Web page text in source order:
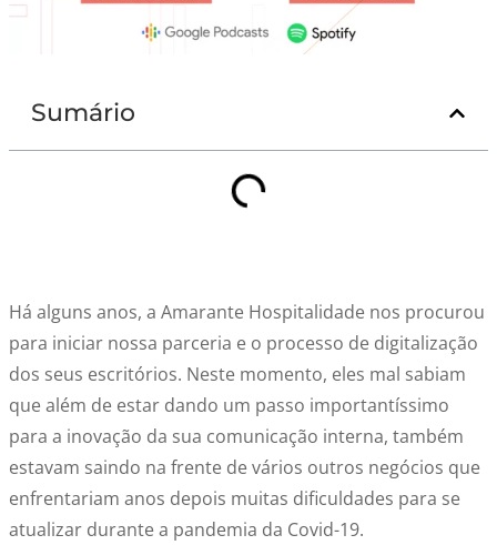
Sumário
Há alguns anos, a Amarante Hospitalidade nos procurou
para iniciar nossa parceria e o processo de digitalização
dos seus escritórios. Neste momento, eles mal sabiam
que além de estar dando um passo importantíssimo
para a inovação da sua comunicação interna, também
estavam saindo na frente de vários outros negócios que
enfrentariam anos depois muitas dificuldades para se
atualizar durante a pandemia da Covid-19.